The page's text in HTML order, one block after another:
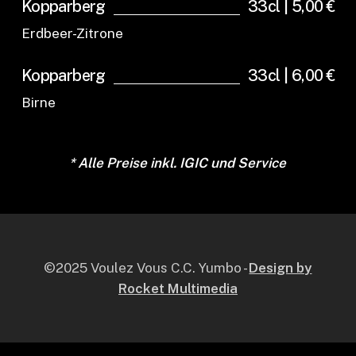
Kopparberg 33cl | 5,00 €
Erdbeer-Zitrone
Kopparberg 33cl | 6,00 €
Birne
* Alle Preise inkl. IGIC und Service
©2025 Voulez Vous C.C. Yumbo -Design by
Rocket Multimedia